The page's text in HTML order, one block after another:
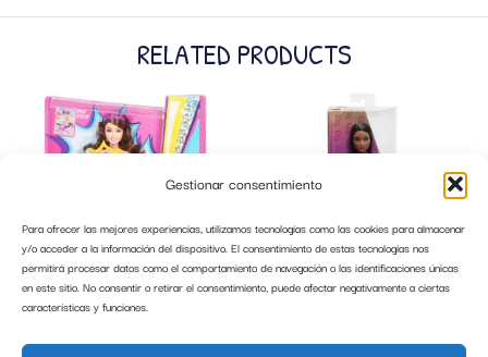
Gestionar consentimiento
Para ofrecer las mejores experiencias, utilizamos tecnologías como las cookies para almacenar
y/o acceder a la información del dispositivo. El consentimiento de estas tecnologías nos
permitirá procesar datos como el comportamiento de navegación o las identificaciones únicas
en este sitio. No consentir o retirar el consentimiento, puede afectar negativamente a ciertas
características y funciones.
RELATED PRODUCTS
MATTEL CDY62
ESTRELLAS FALDA VOLANTE MATTEL